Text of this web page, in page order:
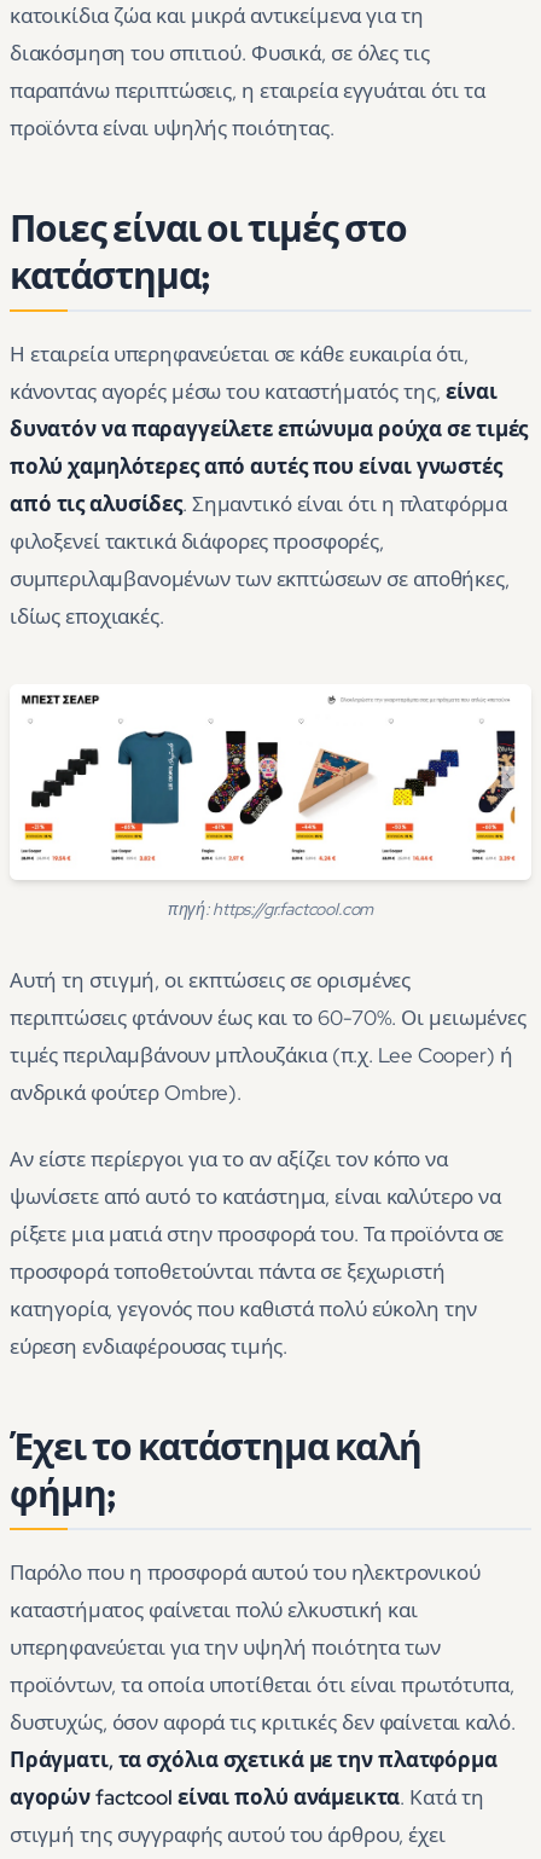
κατοικίδια ζώα και μικρά αντικείμενα για τη
διακόσμηση του σπιτιού. Φυσικά, σε όλες τις
παραπάνω περιπτώσεις, η εταιρεία εγγυάται ότι τα
προϊόντα είναι υψηλής ποιότητας.
Ποιες είναι οι τιμές στο
κατάστημα;
Η εταιρεία υπερηφανεύεται σε κάθε ευκαιρία ότι,
κάνοντας αγορές μέσω του καταστήματός της, είναι
δυνατόν να παραγγείλετε επώνυμα ρούχα σε τιμές
πολύ χαμηλότερες από αυτές που είναι γνωστές
από τις αλυσίδες. Σημαντικό είναι ότι η πλατφόρμα
φιλοξενεί τακτικά διάφορες προσφορές,
συμπεριλαμβανομένων των εκπτώσεων σε αποθήκες,
ιδίως εποχιακές.
πηγή: https://gr.factcool.com
Αυτή τη στιγμή, οι εκπτώσεις σε ορισμένες
περιπτώσεις φτάνουν έως και το 60-70%. Οι μειωμένες
τιμές περιλαμβάνουν μπλουζάκια (π.χ. Lee Cooper) ή
ανδρικά φούτερ Ombre).
Αν είστε περίεργοι για το αν αξίζει τον κόπο να
ψωνίσετε από αυτό το κατάστημα, είναι καλύτερο να
ρίξετε μια ματιά στην προσφορά του. Τα προϊόντα σε
προσφορά τοποθετούνται πάντα σε ξεχωριστή
κατηγορία, γεγονός που καθιστά πολύ εύκολη την
εύρεση ενδιαφέρουσας τιμής.
Έχει το κατάστημα καλή
φήμη;
Παρόλο που η προσφορά αυτού του ηλεκτρονικού
καταστήματος φαίνεται πολύ ελκυστική και
υπερηφανεύεται για την υψηλή ποιότητα των
προϊόντων, τα οποία υποτίθεται ότι είναι πρωτότυπα,
δυστυχώς, όσον αφορά τις κριτικές δεν φαίνεται καλό.
Πράγματι, τα σχόλια σχετικά με την πλατφόρμα
αγορών factcool είναι πολύ ανάμεικτα. Κατά τη
στιγμή της συγγραφής αυτού του άρθρου, έχει